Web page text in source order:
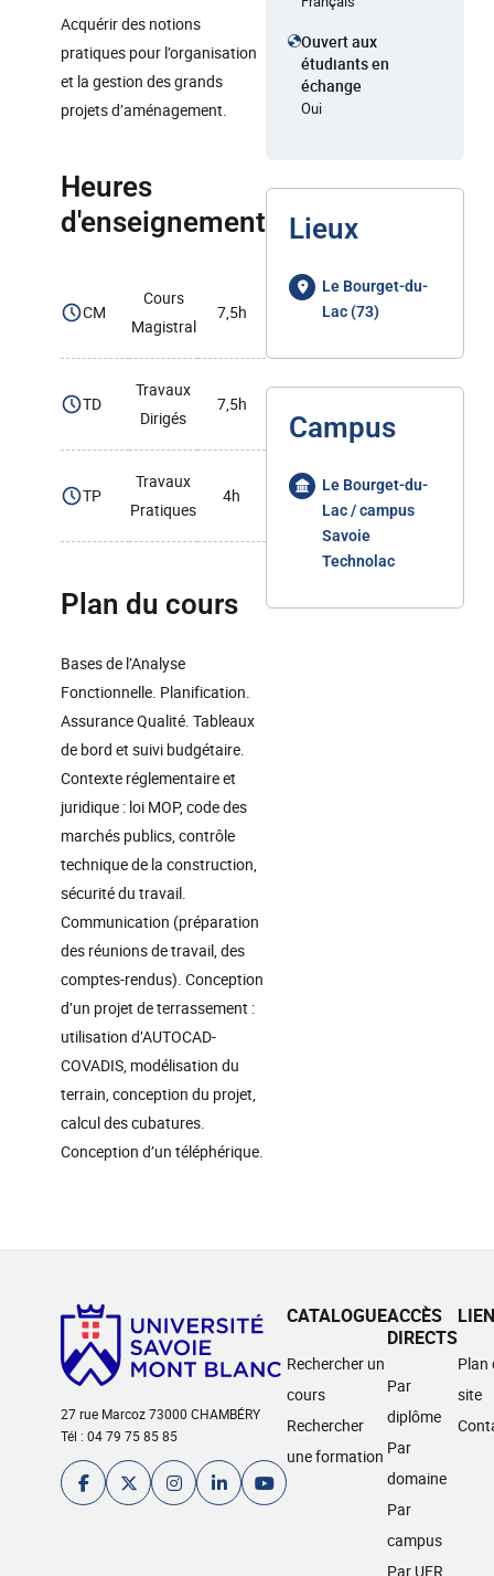
Acquérir des notions
pratiques pour l’organisation
et la gestion des grands
projets d’aménagement.
Heures
d'enseignement
CM
Cours
Magistral
7,5h
TD
Travaux
Dirigés
7,5h
TP
Travaux
Pratiques
4h
Plan du cours
Bases de l’Analyse
Fonctionnelle. Planification.
Assurance Qualité. Tableaux
de bord et suivi budgétaire.
Contexte réglementaire et
juridique : loi MOP, code des
marchés publics, contrôle
technique de la construction,
sécurité du travail.
Communication (préparation
des réunions de travail, des
comptes-rendus). Conception
d’un projet de terrassement :
utilisation d’AUTOCAD-
COVADIS, modélisation du
terrain, conception du projet,
calcul des cubatures.
Conception d’un téléphérique.
Ouvert aux
étudiants en
échange
Oui
Lieux
Le Bourget-du-
Lac (73)
Campus
Le Bourget-du-
Lac / campus
Savoie
Technolac
27 rue Marcoz 73000 CHAMBÉRY
Tél : 04 79 75 85 85
CATALOGUE
Rechercher un
cours
Rechercher
une formation
ACCÈS
DIRECTS
Par
diplôme
Par
domaine
Par
campus
Par UFR,
Plan
site